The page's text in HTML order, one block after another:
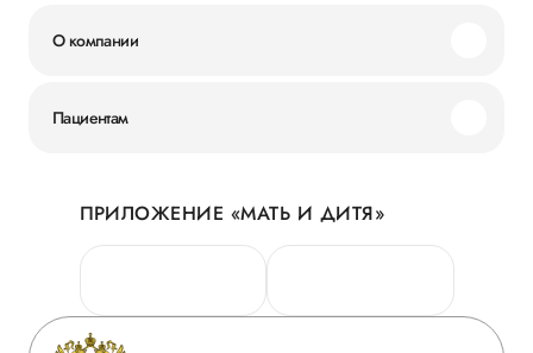
О компании
Новости
Руководство
Сотрудничество
Инвесторам
Пациентам
Личный кабинет
Персональные данные
Горячая линия качества
Вопрос-ответ
ПРИЛОЖЕНИЕ «МАТЬ И ДИТЯ»